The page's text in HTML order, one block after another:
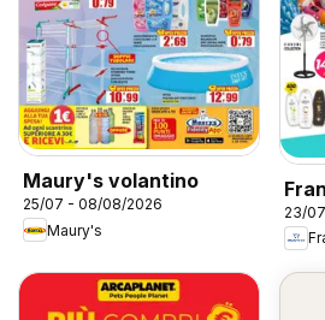
Maury's volantino
25/07 - 08/08/2026
Maury's
23/